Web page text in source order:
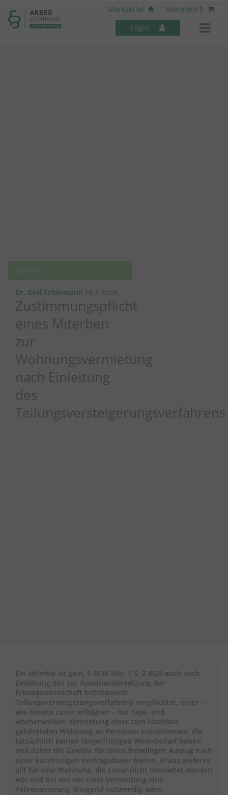
Merkzettel
Warenkorb
Login
Dr. Olaf Schermann FA f. ErbR
Zustimmungspflicht
eines Miterben
zur
Wohnungsvermietung
nach Einleitung
des
Teilungsversteigerungsverfahrens
Ein Miterbe ist gem. § 2038 Abs. 1 S. 2 BGB auch nach
Einleitung des zur Auseinandersetzung der
Erbengemeinschaft betriebenen
Teilungsversteigerungsverfahrens verpflichtet, einer –
wie bereits zuvor erfolgten – nur tage- und
wochenweisen Vermietung einer zum Nachlass
gehörenden Wohnung an Personen zuzustimmen, die
tatsächlich keinen längerfristigen Wohnbedarf haben
und daher die Gewähr für einen freiwilligen Auszug nach
einer kurzfristigen Vertragsdauer bieten. Etwas anderes
gilt für eine Wohnung, die zuvor nicht vermietet worden
war und bei der vor einer Vermietung eine
Teilrenovierung dringend notwendig wäre